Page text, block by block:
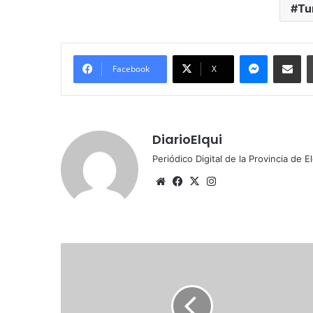
Facebook X
DiarioElqui
Periódico Digital de la Provincia de
SitioFacebook
X